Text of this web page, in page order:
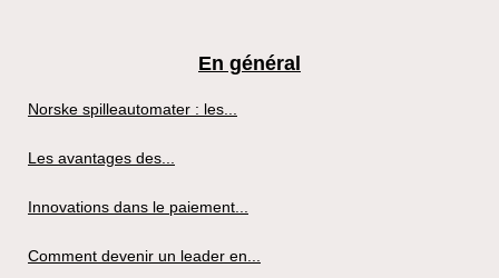
En général
Norske spilleautomater : les...
Les avantages des...
Innovations dans le paiement...
Comment devenir un leader en...